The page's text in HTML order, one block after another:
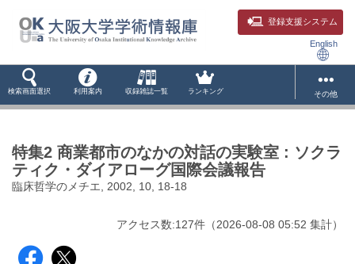
登録支援システム
English
検索画面選択 利用案内 収録雑誌一覧 ランキング その他
特集2 商業都市のなかの対話の実験室 : ソクラ
ティク・ダイアローグ国際会議報告
臨床哲学のメチエ, 2002, 10, 18-18
アクセス数:127件 （2026-08-08 05:52 集計）